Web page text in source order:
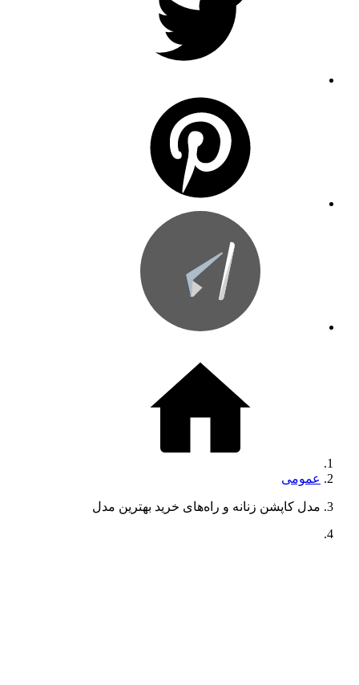
عمومی
مدل کاپشن زنانه و راه‌های خرید بهترین مدل